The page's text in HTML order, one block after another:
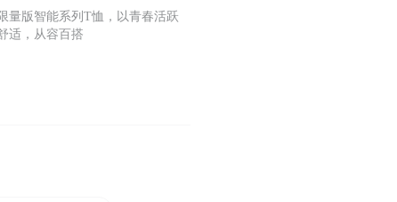
量版智能系列T恤，以青春活跃
适，从容百搭